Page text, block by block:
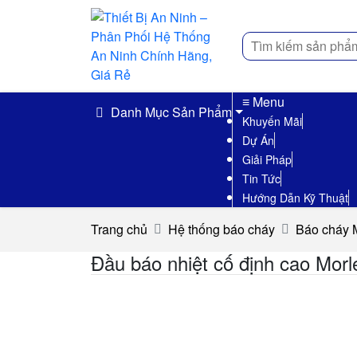
Tìm
kiếm
Danh Mục Sản Phẩm
≡ Menu
Khuyến Mãi
Dự Án
Giải Pháp
Tin Tức
Hướng Dẫn Kỹ Thuật
Trang chủ Hệ thống báo cháy Báo cháy
Đầu báo nhiệt cố định cao